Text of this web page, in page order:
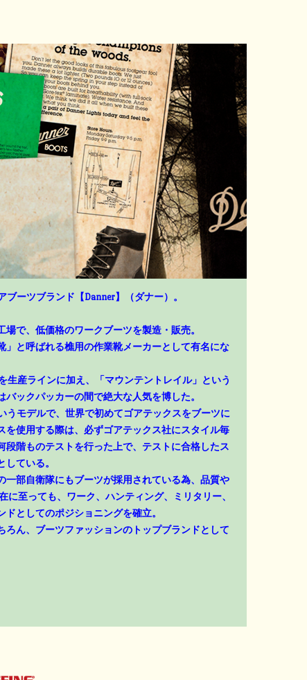
ーツブランド【Danner】（ダナー）。
で、低価格のワークブーツを製造・販売。
」と呼ばれる樵用の作業靴メーカーとして有名にな
生産ラインに加え、「マウンテントレイル」という
ックパッカーの間で絶大な人気を博した。
うモデルで、世界で初めてゴアテックスをブーツに
を使用する際は、必ずゴアテックス社にスタイル毎
段階ものテストを行った上で、テストに合格したス
ている。
一部自衛隊にもブーツが採用されている為、品質や
に至っても、ワーク、ハンティング、ミリタリー、
としてのポジショニングを確立。
ろん、ブーツファッションのトップブランドとして